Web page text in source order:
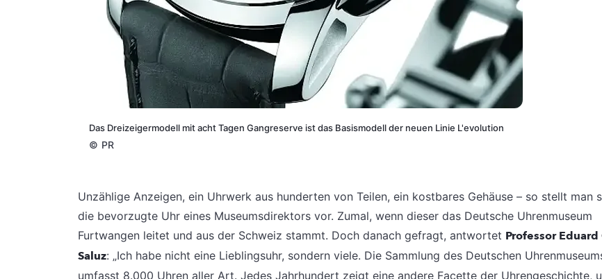
Das Dreizeigermodell mit acht Tagen Gangreserve ist das Basismodell der neuen Linie L'evolution
© PR
Unzählige Anzeigen, ein Uhrwerk aus hunderten von Teilen, ein kostbares Gehäuse – so stellt man
die bevorzugte Uhr eines Museumsdirektors vor. Zumal, wenn dieser das Deutsche Uhrenmuseum
Furtwangen leitet und aus der Schweiz stammt. Doch danach gefragt, antwortet Professor Eduard
Saluz: „Ich habe nicht eine Lieblingsuhr, sondern viele. Die Sammlung des Deutschen
umfasst 8.000 Uhren aller Art. Jedes Jahrhundert zeigt eine andere Facette der Uhrengeschichte,